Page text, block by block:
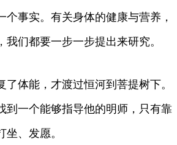
个事实。有关身体的健康与营养，
我们都要一步一步提出来研究。
了体能，才渡过恒河到菩提树下。
到一个能够指导他的明师，只有靠
坐、发愿。